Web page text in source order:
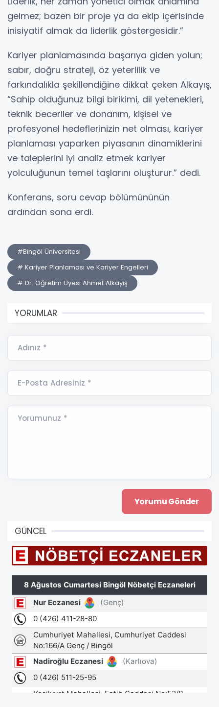
gelmez; bazen bir proje ya da ekip içerisinde
inisiyatif almak da liderlik göstergesidir.”
Kariyer planlamasında başarıya giden yolun;
sabır, doğru strateji, öz yeterlilik ve
farkındalıkla şekillendiğine dikkat çeken Alkayış,
“Sahip olduğunuz bilgi birikimi, dil yetenekleri,
teknik beceriler ve donanım, kişisel ve
profesyonel hedeflerinizin net olması, kariyer
planlaması yaparken piyasanın dinamiklerini
ve taleplerini iyi analiz etmek kariyer
yolculuğunun temel taşlarını oluşturur.” dedi.
Konferans, soru cevap bölümününün
ardından sona erdi.
#Bingöl Üniversitesi
# Kariyer Planlaması ve Kariyer Engelleri
# Dr. Öğretim Üyesi Ahmet Alkayış
YORUMLAR
Adınız *
E-Posta Adresiniz *
Yorumunuz *
GÜNCEL